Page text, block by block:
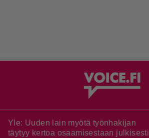
Yle: Uuden lain myötä työnhakijan
täytyy kertoa osaamisestaan julkisesti